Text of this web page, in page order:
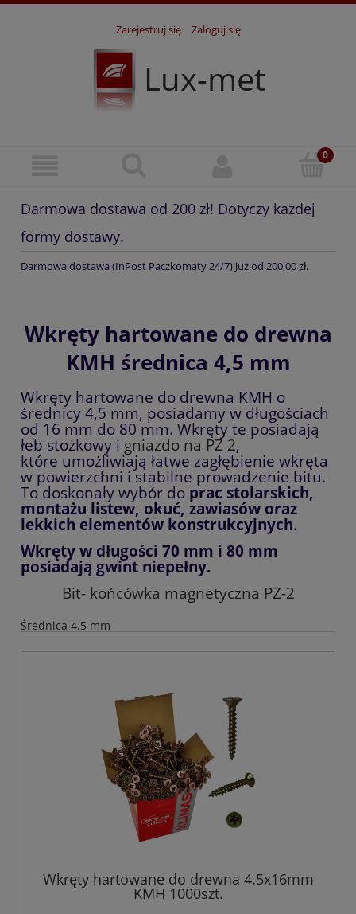
Zarejestruj się Zaloguj się
Lux-met
Darmowa dostawa od 200 zł! Dotyczy każdej
formy dostawy.
Darmowa dostawa (InPost Paczkomaty 24/7) już od 200,00 zł.
Wkręty hartowane do drewna
KMH średnica 4,5 mm
Wkręty hartowane do drewna KMH o
średnicy 4,5 mm, posiadamy w długościach
od 16 mm do 80 mm. Wkręty te posiadają
łeb stożkowy i gniazdo na PZ 2,
które umożliwiają łatwe zagłębienie wkręta
w powierzchni i stabilne prowadzenie bitu.
To doskonały wybór do prac stolarskich,
montażu listew, okuć, zawiasów oraz
lekkich elementów konstrukcyjnych.
Wkręty w długości 70 mm i 80 mm
posiadają gwint niepełny.
Bit- końcówka magnetyczna PZ-2
Średnica 4.5 mm
Wkręty hartowane do drewna 4.5x16mm
KMH 1000szt.